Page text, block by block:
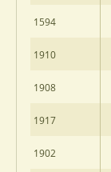
1594
1910
1908
1917
1902